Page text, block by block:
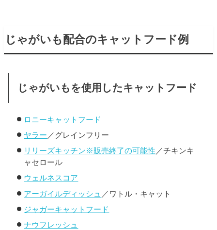
じゃがいも配合のキャットフード例
じゃがいもを使用したキャットフード
ロニーキャットフード
ヤラー ／グレインフリー
リリーズキッチン※販売終了の可能性 ／チキンキ
ャセロール
ウェルネスコア
アーガイルディッシュ ／ワトル・キャット
ジャガーキャットフード
ナウフレッシュ